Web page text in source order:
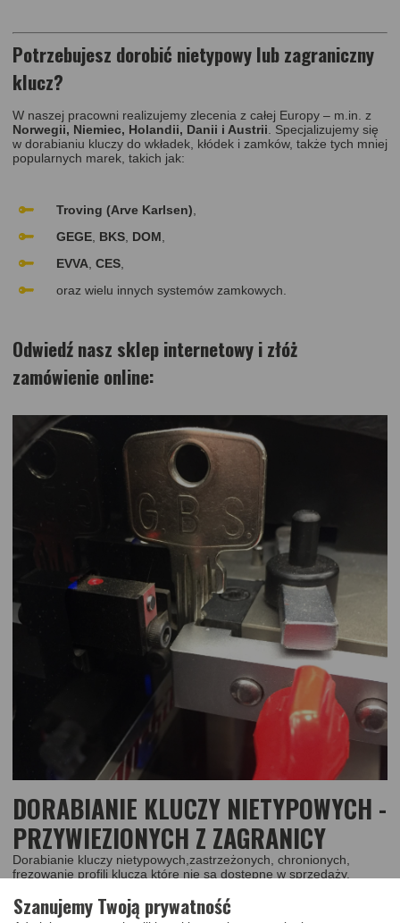
Potrzebujesz dorobić nietypowy lub zagraniczny
klucz?
W naszej pracowni realizujemy zlecenia z całej Europy – m.in. z
Norwegii, Niemiec, Holandii, Danii i Austrii . Specjalizujemy się
w dorabianiu kluczy do wkładek, kłódek i zamków, także tych mniej
popularnych marek, takich jak:
Troving (Arve Karlsen)
GEGE BKS DOM
EVVA CES
oraz wielu innych systemów zamkowych.
Odwiedź nasz sklep internetowyi złóż
zamówienie online:
DORABIANIE KLUCZY NIETYPOWYCH -
PRZYWIEZIONYCH Z ZAGRANICY
Dorabianie kluczy nietypowych,zastrzeżonych, chronionych,
frezowanie profili klucza które nie są dostępne w sprzedaży.
Szanujemy Twoją prywatność